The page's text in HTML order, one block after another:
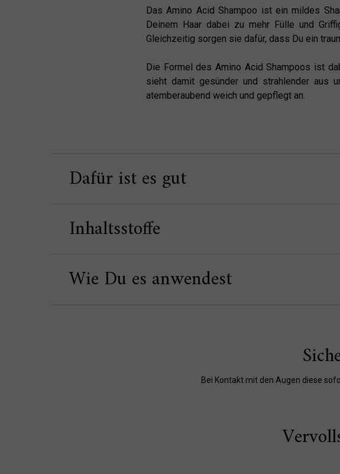
Das Amino Acid Shampoo ist ein mildes
Deinem Haar dabei zu mehr Fülle und
Gleichzeitig sorgen sie dafür, dass Du ein
Die Formel des Amino Acid Shampoos ist
sieht damit gesünder und strahlender aus
atemberaubend weich und gepflegt an.
Dafür ist es gut
Inhaltsstoffe
Wie Du es anwendest
Bei Kontakt mit den Augen diese